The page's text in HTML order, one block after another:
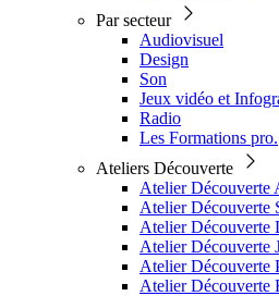
Par secteur
Audiovisuel
Design
Son
Jeux vidéo et
Radio
Les Formations pro.
Ateliers Découverte
Atelier Découverte
Atelier Découverte
Atelier Découverte
Atelier Découverte
Atelier Découverte
Atelier Découverte